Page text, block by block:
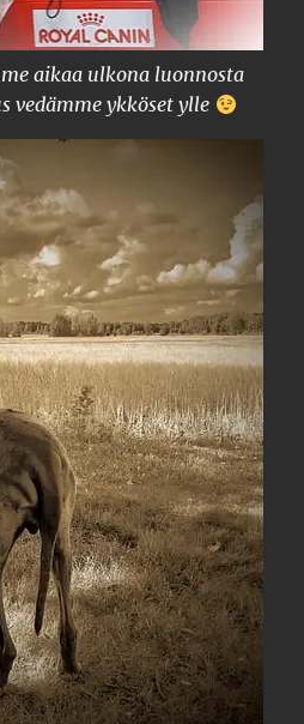
aikaa ulkona luonnosta
vedämme ykköset ylle